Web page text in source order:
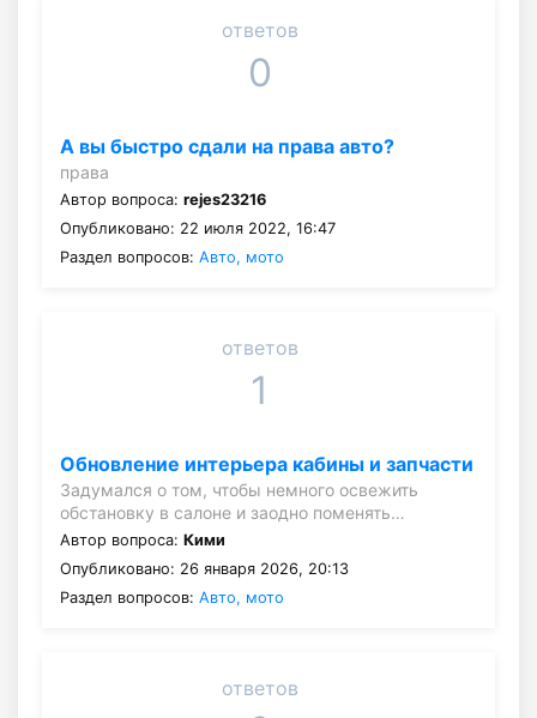
ответов
0
А вы быстро сдали на права авто?
права
Автор вопроса: rejes23216
Опубликовано: 22 июля 2022, 16:47
Раздел вопросов: Авто, мото
ответов
1
Обновление интерьера кабины и запчасти
Задумался о том, чтобы немного освежить
обстановку в салоне и заодно поменять…
Автор вопроса: Кими
Опубликовано: 26 января 2026, 20:13
Раздел вопросов: Авто, мото
ответов